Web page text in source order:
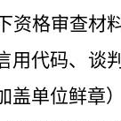
资格审查材
用代码、谈
单位鲜章）